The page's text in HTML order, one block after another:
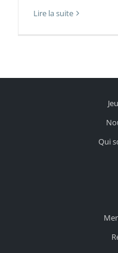
Lire la suite
Qui